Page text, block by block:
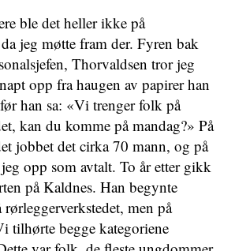
ble det heller ikke på
jeg møtte fram der. Fyren bak
Thorvaldsen tror jeg
opp fra haugen av papirer han
han sa: «Vi trenger folk på
kan du komme på mandag?» På
jobbet det cirka 70 mann, og på
opp som avtalt. To år etter gikk
på Kaldnes. Han begynte
men på
tilhørte begge kategoriene